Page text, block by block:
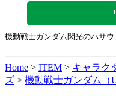
機動戦士ガンダム閃光のハサ
Home > ITEM > キャラク
ズ > 機動戦士ガンダム（